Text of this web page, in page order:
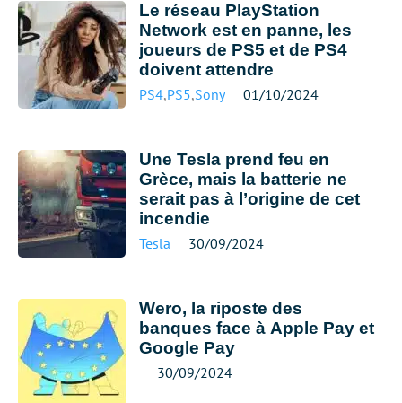
Le réseau PlayStation
Network est en panne, les
joueurs de PS5 et de PS4
doivent attendre
PS4,PS5,Sony 01/10/2024
Une Tesla prend feu en
Grèce, mais la batterie ne
serait pas à l’origine de cet
incendie
Tesla 30/09/2024
Wero, la riposte des
banques face à Apple Pay et
Google Pay
30/09/2024